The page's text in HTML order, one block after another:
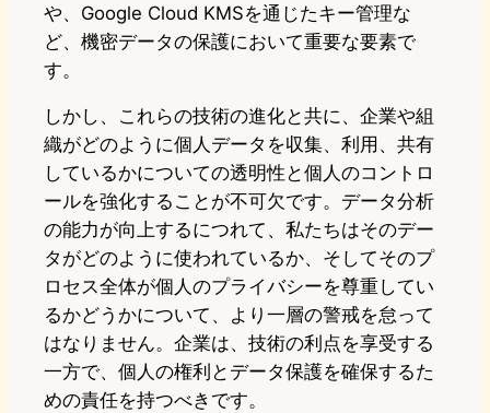
や、Google Cloud KMSを通じたキー管理な
ど、機密データの保護において重要な要素で
す。
しかし、これらの技術の進化と共に、企業や組
織がどのように個人データを収集、利用、共有
しているかについての透明性と個人のコントロ
ールを強化することが不可欠です。データ分析
の能力が向上するにつれて、私たちはそのデー
タがどのように使われているか、そしてそのプ
ロセス全体が個人のプライバシーを尊重してい
るかどうかについて、より一層の警戒を怠って
はなりません。企業は、技術の利点を享受する
一方で、個人の権利とデータ保護を確保するた
めの責任を持つべきです。